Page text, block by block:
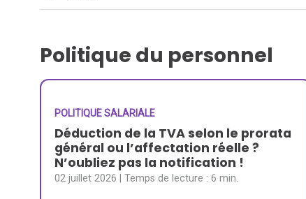
Politique du personnel
POLITIQUE SALARIALE
Déduction de la TVA selon le prorata
général ou l’affectation réelle ?
N’oubliez pas la notification !
02 juillet 2026 | Temps de lecture :6 min.